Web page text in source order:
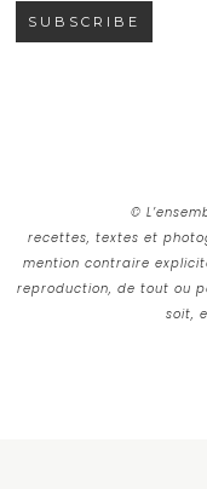
©
recettes, textes et
mention contraire
reproduction, de tout ou
soit,